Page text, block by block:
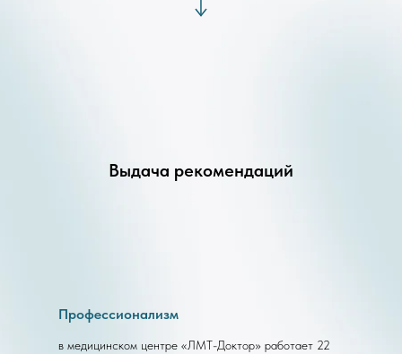
Выдача рекомендаций
Профессионализм
в медицинском центре «ЛМТ-Доктор» работает 22